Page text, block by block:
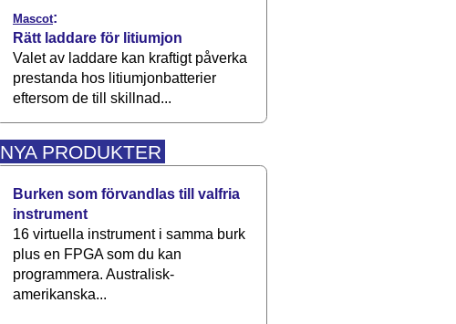
Mascot:
Rätt laddare för litiumjon
Valet av laddare kan kraftigt påverka
prestanda hos litiumjonbatterier
eftersom de till skillnad...
NYA PRODUKTER
Burken som förvandlas till valfria
instrument
16 virtuella instrument i samma burk
plus en FPGA som du kan
programmera. Australisk-
amerikanska...